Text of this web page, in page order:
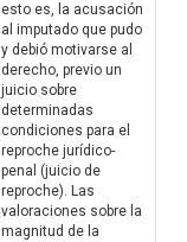
esto es, la acusación
al imputado que pudo
y debió motivarse al
derecho, previo un
juicio sobre
determinadas
condiciones para el
reproche jurídico-
penal (juicio de
reproche). Las
valoraciones sobre la
magnitud de la